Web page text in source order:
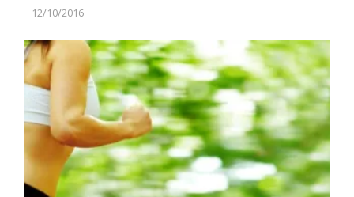
12/10/2016